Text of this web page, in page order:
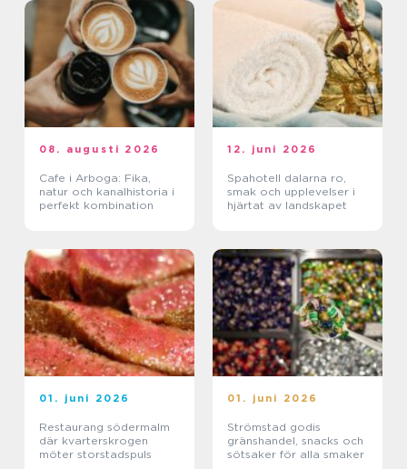
08. augusti 2026
Cafe i Arboga: Fika,
natur och kanalhistoria i
perfekt kombination
12. juni 2026
Spahotell dalarna ro,
smak och upplevelser i
hjärtat av landskapet
01. juni 2026
Restaurang södermalm
där kvarterskrogen
möter storstadspuls
01. juni 2026
Strömstad godis
gränshandel, snacks och
sötsaker för alla smaker